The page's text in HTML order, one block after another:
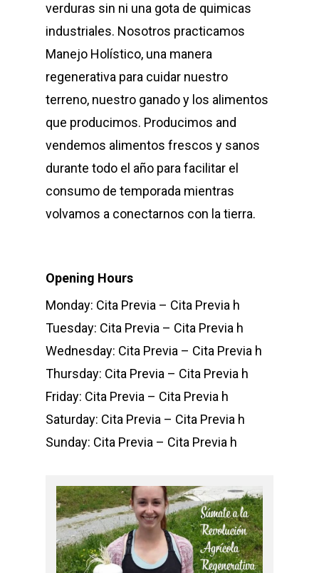
verduras sin ni una gota de quimicas
industriales. Nosotros practicamos
Manejo Holístico, una manera
regenerativa para cuidar nuestro
terreno, nuestro ganado y los alimentos
que producimos. Producimos and
vendemos alimentos frescos y sanos
durante todo el año para facilitar el
consumo de temporada mientras
volvamos a conectarnos con la tierra.
Opening Hours
Monday: Cita Previa – Cita Previa h
Tuesday: Cita Previa – Cita Previa h
Wednesday: Cita Previa – Cita Previa h
Thursday: Cita Previa – Cita Previa h
Friday: Cita Previa – Cita Previa h
Saturday: Cita Previa – Cita Previa h
Sunday: Cita Previa – Cita Previa h